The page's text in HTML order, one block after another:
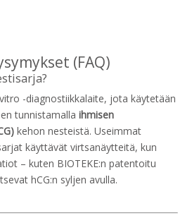
(FAQ)
-diagnostiikkalaite, jota käytetään
tunnistamalla ihmisen
kehon nesteistä. Useimmat
käyttävät virtsanäytteitä, kun
– kuten BIOTEKE:n patentoitu
hCG:n syljen avulla.